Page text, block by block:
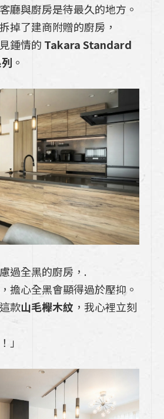
人&TAKARA琺瑯廚具】在
始享受人生
適合我家呢?裝潢攻
計案例，新屋/翻修/自地
裡潮濕發霉，家裡那些是黴
?
板不只能用在廚房！5種你
面應用法
規劃】從動線設計到家電
登如何為你量身訂製理想
因?如何應對一次懂、科
寸大公開》：日式廚具足
琺瑯廚具使用心得
識：新手必備的設計術語，
見裝修術語室內裝潢
一篇瞭解特色、系統櫃與木
廳與廚房是待最久的地方。
掉了建商附贈的廚房，
鍾情的 Takara Standard
。
過全黑的廚房，.
擔心全黑會顯得過於壓抑。
款山毛櫸木紋 ，我心裡立刻
」